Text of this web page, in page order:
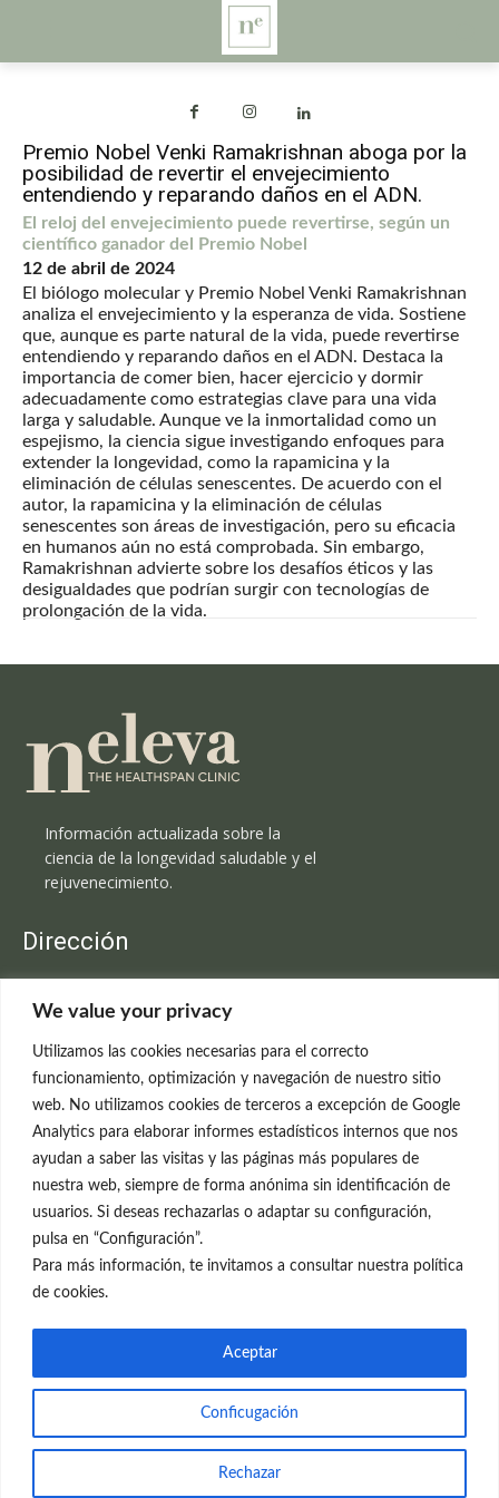
We value your privacy
Utilizamos las cookies necesarias para el correcto
funcionamiento, optimización y navegación de nuestro sitio
web. No utilizamos cookies de terceros a excepción de Google
Analytics para elaborar informes estadísticos internos que nos
ayudan a saber las visitas y las páginas más populares de
nuestra web, siempre de forma anónima sin identificación de
usuarios. Si deseas rechazarlas o adaptar su configuración,
pulsa en “Configuración”.
Para más información, te invitamos a consultar nuestra política
de cookies.
Conficugación
Rechazar
Aceptar
Premio Nobel Venki Ramakrishnan aboga por la
posibilidad de revertir el envejecimiento
entendiendo y reparando daños en el ADN.
El reloj del envejecimiento puede revertirse, según un
científico ganador del Premio Nobel
12 de abril de 2024
El biólogo molecular y Premio Nobel Venki Ramakrishnan
analiza el envejecimiento y la esperanza de vida. Sostiene
que, aunque es parte natural de la vida, puede revertirse
entendiendo y reparando daños en el ADN. Destaca la
importancia de comer bien, hacer ejercicio y dormir
adecuadamente como estrategias clave para una vida
larga y saludable. Aunque ve la inmortalidad como un
espejismo, la ciencia sigue investigando enfoques para
extender la longevidad, como la rapamicina y la
eliminación de células senescentes. De acuerdo con el
autor, la rapamicina y la eliminación de células
senescentes son áreas de investigación, pero su eficacia
en humanos aún no está comprobada. Sin embargo,
Ramakrishnan advierte sobre los desafíos éticos y las
desigualdades que podrían surgir con tecnologías de
prolongación de la vida.
Información actualizada sobre la
ciencia de la longevidad saludable y el
rejuvenecimiento.
Dirección
C/Claudio Coello, 19 - 1º
699 595 619
rejuvenecimiento@clinicaneleva.com
Información Legal
Política de Privacidad
Política de Cookies
© el Radar del Rejuvenecimiento